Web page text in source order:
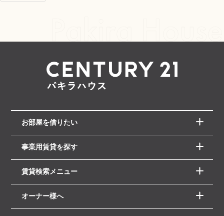
お部屋を借りたい
事業用賃貸を探す
賃貸検索メニュー
オーナー様へ